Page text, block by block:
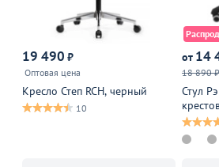
19 490 ₽
Оптовая цена
Кресло Степ RCH, черный
10
от 14
18 890 ₽
Стул